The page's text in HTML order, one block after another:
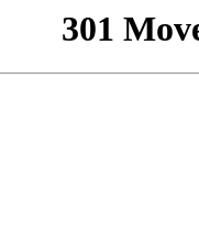
301